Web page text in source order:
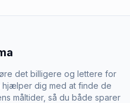
det billigere og lettere for
hjælper dig med at finde de
måltider, så du både sparer